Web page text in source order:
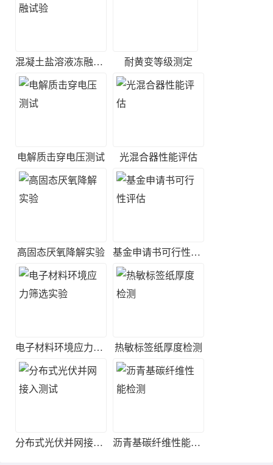
混凝土盐溶液冻融试验 耐黄变等级测定
电解质击穿电压测试 光混合器性能评估
高固态厌氧降解实验 基金申请书可行性评估
电子材料环境应力筛选实验 热敏标签纸厚度检测
分布式光伏并网接入测试 沥青基碳纤维性能检测